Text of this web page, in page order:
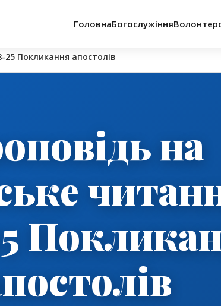
ГоловнаБогослужіння
25 Покликання апостолів
на